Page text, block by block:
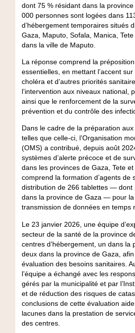
dont 75 % résidant dans la
000 personnes sont logées dans
d’hébergement temporaires situés
Gaza, Maputo, Sofala, Manica,
dans la ville de Maputo.
La réponse comprend la
essentielles, en mettant l’accent
choléra et d’autres priorités
l’intervention aux niveaux national,
ainsi que le renforcement de la
prévention et du contrôle des
Dans le cadre de la préparation
telles que celle-ci, l’Organisation
(OMS) a contribué, depuis août
systèmes d’alerte précoce et de
dans les provinces de Gaza, Tete
comprend la formation d’agents de
distribution de 266 tablettes — dont
dans la province de Gaza — pour
transmission de données en temps
Le 23 janvier 2026, une équipe
secteur de la santé de la province
centres d’hébergement, un dans la
deux dans la province de Gaza,
évaluation des besoins sanitaires.
l’équipe a échangé avec les
gérés par la municipalité et par
et de réduction des risques de
conclusions de cette évaluation
lacunes dans la prestation de
des centres.